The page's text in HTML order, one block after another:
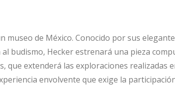
de México. Conocido por sus
budismo, Hecker estrenará una pieza
que extenderá las exploraciones realizadas
envolvente que exige la